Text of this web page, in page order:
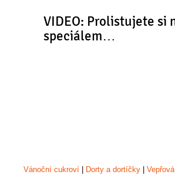
VIDEO: Prolistujete si
speciálem…
Vánoční cukroví Dorty a dortíčky